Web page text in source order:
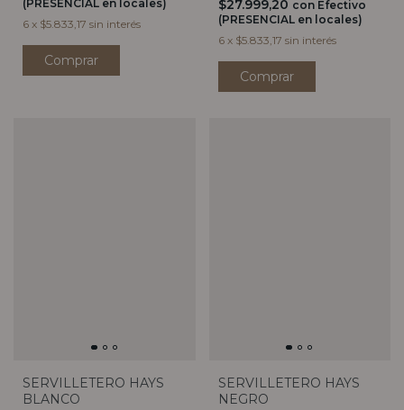
(PRESENCIAL en locales)
6 x $5.833,17 sin interés
$27.999,20 con Efectivo
(PRESENCIAL en locales)
6 x $5.833,17 sin interés
SERVILLETERO HAYS
BLANCO
SERVILLETERO HAYS
NEGRO